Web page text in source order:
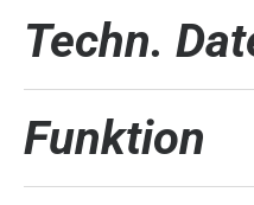
Techn.
Funktion